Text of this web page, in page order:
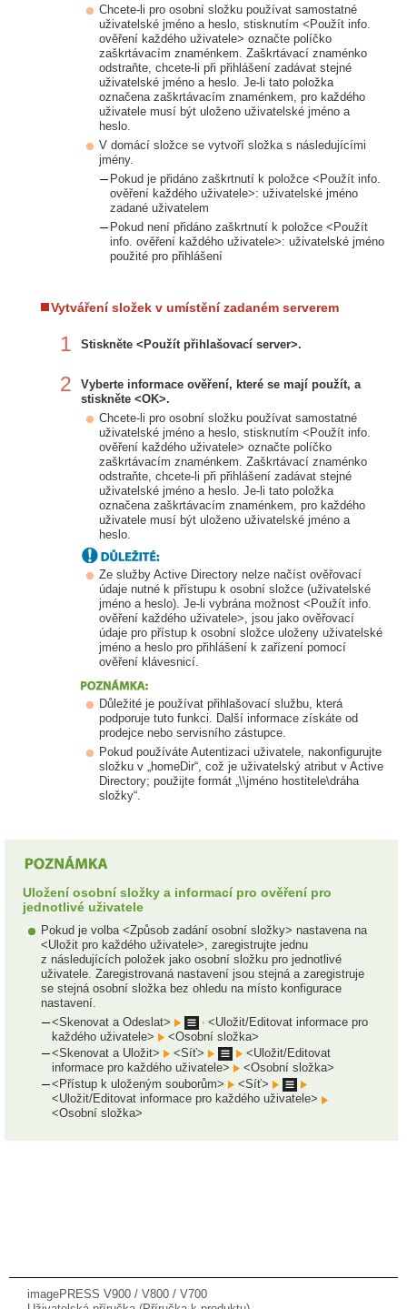
Chcete-li pro osobní složku používat samostatné
uživatelské jméno a heslo, stisknutím <Použít info.
ověření každého uživatele> označte políčko
zaškrtávacím znaménkem. Zaškrtávací znaménko
odstraňte, chcete-li při přihlášení zadávat stejné
uživatelské jméno a heslo. Je-li tato položka
označena zaškrtávacím znaménkem, pro každého
uživatele musí být uloženo uživatelské jméno a
heslo.
V domácí složce se vytvoří složka s následujícími
jmény.
Pokud je přidáno zaškrtnutí k položce <Použít info.
ověření každého uživatele>: uživatelské jméno
zadané uživatelem
Pokud není přidáno zaškrtnutí k položce <Použít
info. ověření každého uživatele>: uživatelské jméno
použité pro přihlášení
Vytváření složek v umístění zadaném serverem
1 Stiskněte <Použít přihlašovací server>.
2
Vyberte informace ověření, které se mají použít, a
stiskněte <OK>.
Chcete-li pro osobní složku používat samostatné
uživatelské jméno a heslo, stisknutím <Použít info.
ověření každého uživatele> označte políčko
zaškrtávacím znaménkem. Zaškrtávací znaménko
odstraňte, chcete-li při přihlášení zadávat stejné
uživatelské jméno a heslo. Je-li tato položka
označena zaškrtávacím znaménkem, pro každého
uživatele musí být uloženo uživatelské jméno a
heslo.
Ze služby Active Directory nelze načíst ověřovací
údaje nutné k přístupu k osobní složce (uživatelské
jméno a heslo). Je-li vybrána možnost <Použít info.
ověření každého uživatele>, jsou jako ověřovací
údaje pro přístup k osobní složce uloženy uživatelské
jméno a heslo pro přihlášení k zařízení pomocí
ověření klávesnicí.
Důležité je používat přihlašovací službu, která
podporuje tuto funkci. Další informace získáte od
prodejce nebo servisního zástupce.
Pokud používáte Autentizaci uživatele, nakonfigurujte
složku v „homeDir“, což je uživatelský atribut v Active
Directory; použijte formát „\\jméno hostitele\dráha
složky“.
Uložení osobní složky a informací pro ověření pro
jednotlivé uživatele
Pokud je volba <Způsob zadání osobní složky> nastavena na
<Uložit pro každého uživatele>, zaregistrujte jednu
z následujících položek jako osobní složku pro jednotlivé
uživatele. Zaregistrovaná nastavení jsou stejná a zaregistruje
se stejná osobní složka bez ohledu na místo konfigurace
nastavení.
<Skenovat a Odeslat>
<Uložit/Editovat informace pro
každého uživatele>
<Osobní složka>
<Skenovat a Uložit>
<Síť>
<Uložit/Editovat
informace pro každého uživatele>
<Osobní složka>
<Přístup k uloženým souborům>
<Síť>
<Uložit/Editovat informace pro každého uživatele>
<Osobní složka>
imagePRESS V900 / V800 / V700